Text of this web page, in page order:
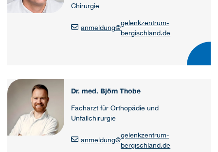
Chirurgie
anmeldung@
gelenkzentrum-
bergischland.de
Dr. med. Björn Thobe
Facharzt für Orthopädie und
Unfallchirurgie
anmeldung@
gelenkzentrum-
bergischland.de